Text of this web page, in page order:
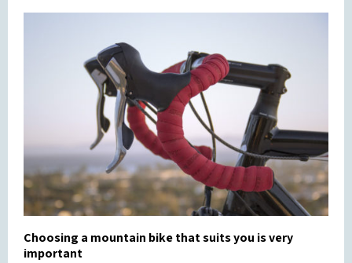
Choosing a mountain bike that suits you is very
important